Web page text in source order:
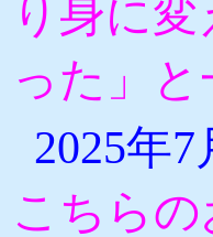
り身に
った」と
2025年7
こちら